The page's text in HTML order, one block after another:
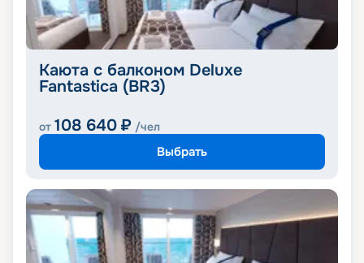
Каюта с балконом Deluxe
Fantastica (BR3)
от 108 640 ₽ /чел
Выбрать